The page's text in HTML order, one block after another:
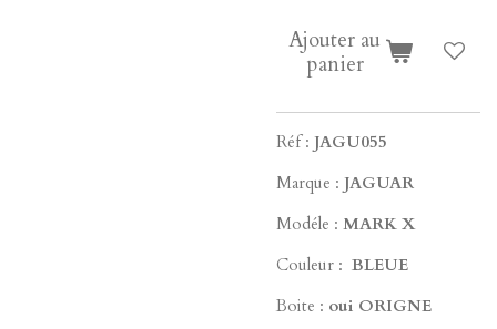
Ajouter au
panier
Réf : JAGU055
Marque : JAGUAR
Modéle : MARK X
Couleur : BLEUE
Boite : oui ORIGNE